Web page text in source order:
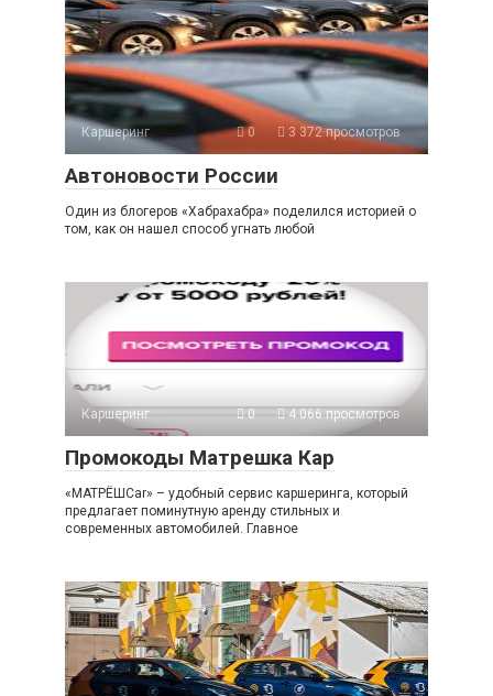
Каршеринг 0 3 372 просмотров
Автоновости России
Один из блогеров «Хабрахабра» поделился историей о
том, как он нашел способ угнать любой
Каршеринг 0 4 066 просмотров
Промокоды Матрешка Кар
«МАТРЁШCar» – удобный сервис каршеринга, который
предлагает поминутную аренду стильных и
современных автомобилей. Главное